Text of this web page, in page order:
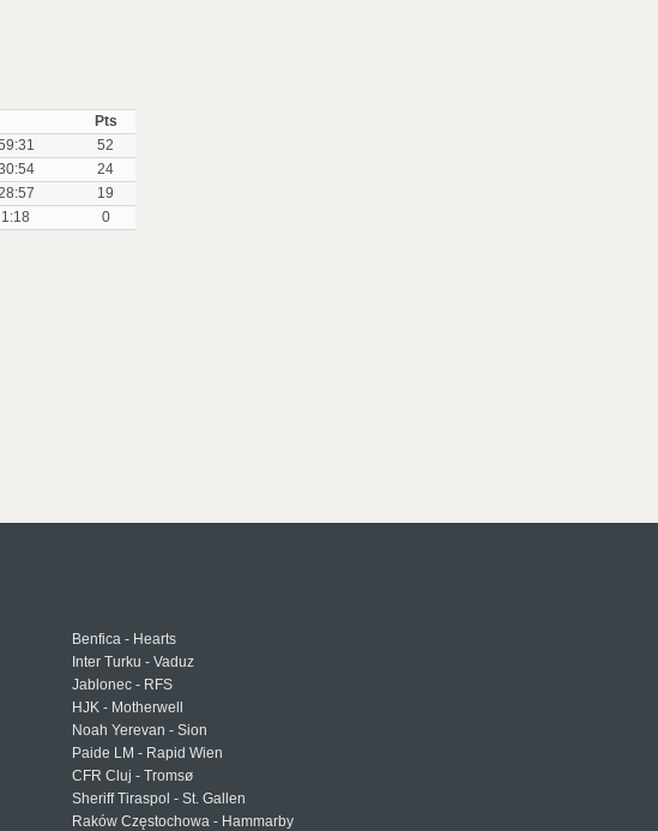
Pts
52
24
19
1:18 0
Benfica - Hearts
Inter Turku - Vaduz
Jablonec - RFS
HJK - Motherwell
Noah Yerevan - Sion
Paide LM - Rapid Wien
CFR Cluj - Tromsø
Sheriff Tiraspol - St. Gallen
Raków Częstochowa - Hammarby